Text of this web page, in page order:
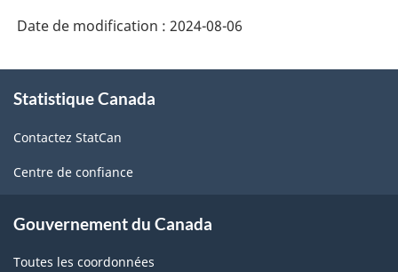
classification
industries
de
l'Amérique
du
(SCIAN)
Date de modification : 2024-08-06
propos
ce
site
Statistique Canada
Contactez StatCan
Centre de confiance
Gouvernement du Canada
Toutes les coordonnées